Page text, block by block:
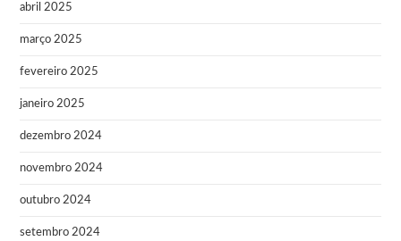
abril 2025
março 2025
fevereiro 2025
janeiro 2025
dezembro 2024
novembro 2024
outubro 2024
setembro 2024